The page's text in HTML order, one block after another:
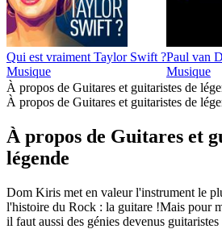
Qui est vraiment Taylor Swift ?
Musique
Paul van
Musique
À propos de Guitares et guitaristes de
À propos de Guitares et guitaristes de
À propos de Guitares et
légende
Dom Kiris met en valeur l'instrument le
l'histoire du Rock : la guitare !Mais pour
il faut aussi des génies devenus guitaristes